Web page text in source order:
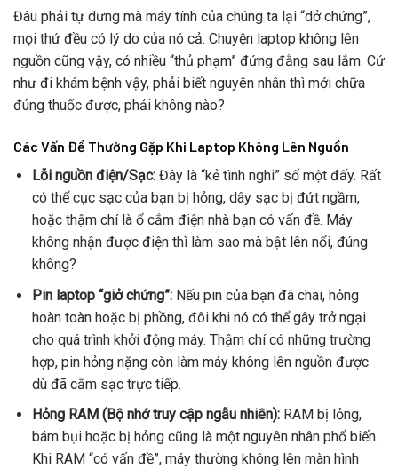
Đâu phải tự dưng mà máy tính của chúng ta lại “dở chứng”,
mọi thứ đều có lý do của nó cả. Chuyện laptop không lên
nguồn cũng vậy, có nhiều “thủ phạm” đứng đằng sau lắm. Cứ
như đi khám bệnh vậy, phải biết nguyên nhân thì mới chữa
đúng thuốc được, phải không nào?
Các Vấn Đề Thường Gặp Khi Laptop Không Lên Nguồn
Lỗi nguồn điện/Sạc:Đây là “kẻ tình nghi” số một đấy. Rất
có thể cục sạc của bạn bị hỏng, dây sạc bị đứt ngầm,
hoặc thậm chí là ổ cắm điện nhà bạn có vấn đề. Máy
không nhận được điện thì làm sao mà bật lên nổi, đúng
không?
Pin laptop “giở chứng”:Nếu pin của bạn đã chai, hỏng
hoàn toàn hoặc bị phồng, đôi khi nó có thể gây trở ngại
cho quá trình khởi động máy. Thậm chí có những trường
hợp, pin hỏng nặng còn làm máy không lên nguồn được
dù đã cắm sạc trực tiếp.
Hỏng RAM (Bộ nhớ truy cập ngẫu nhiên):RAM bị lỏng,
bám bụi hoặc bị hỏng cũng là một nguyên nhân phổ biến.
Khi RAM “có vấn đề”, máy thường không lên màn hình